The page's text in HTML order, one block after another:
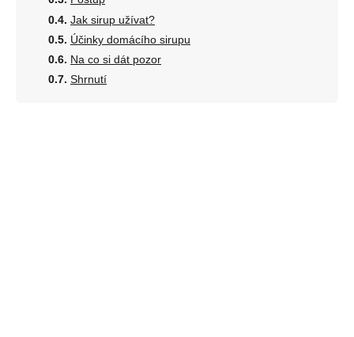
Jak sirup užívat?
Účinky domácího sirupu
Na co si dát pozor
Shrnutí